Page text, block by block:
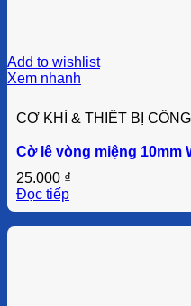
Add to wishlist
Xem nhanh
CƠ KHÍ & THIẾT BỊ
Cờ lê vòng miệng 10mm
25.000 ₫
Đọc tiếp